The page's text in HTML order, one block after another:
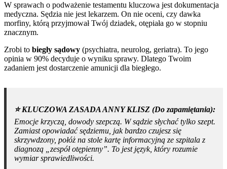
W sprawach o podważenie testamentu kluczowa jest dokumentacja
medyczna. Sędzia nie jest lekarzem. On nie oceni, czy dawka
morfiny, którą przyjmował Twój dziadek, otępiała go w stopniu
znacznym.
Zrobi to biegły sądowy (psychiatra, neurolog, geriatra). To jego
opinia w 90% decyduje o wyniku sprawy. Dlatego Twoim
zadaniem jest dostarczenie amunicji dla biegłego.
⭐️ KLUCZOWA ZASADA ANNY KLISZ (Do zapamiętania):
Emocje krzyczą, dowody szepczą. W sądzie słychać tylko szept.
Zamiast opowiadać sędziemu, jak bardzo czujesz się
skrzywdzony, połóż na stole kartę informacyjną ze szpitala z
diagnozą „zespół otępienny”. To jest język, który rozumie
wymiar sprawiedliwości.